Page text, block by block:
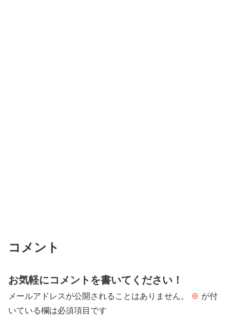
コメント
お気軽にコメントを書いてください！
メールアドレスが公開されることはありません。 ※ が付
いている欄は必須項目です